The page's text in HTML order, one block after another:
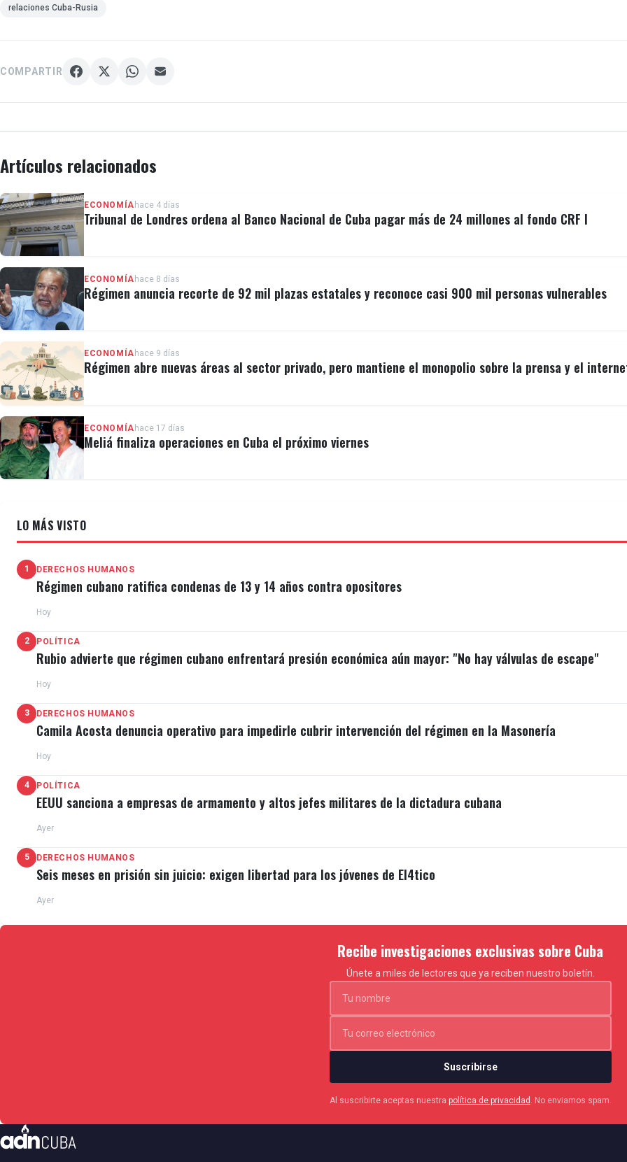
relaciones Cuba-Rusia
COMPARTIR
Artículos relacionados
ECONOMÍA hace 4 días
Tribunal de Londres ordena al Banco Nacional de Cuba pagar más de 24 millones al fondo CRF I
ECONOMÍA hace 8 días
Régimen anuncia recorte de 92 mil plazas estatales y reconoce casi 900 mil personas vulnerables
ECONOMÍA hace 9 días
Régimen abre nuevas áreas al sector privado, pero mantiene el monopolio sobre la prensa y el
ECONOMÍA hace 17 días
Meliá finaliza operaciones en Cuba el próximo viernes
LO MÁS VISTO
1 DERECHOS HUMANOS
Régimen cubano ratifica condenas de 13 y 14 años contra opositores
Hoy
2 POLÍTICA
Rubio advierte que régimen cubano enfrentará presión económica aún mayor: "No hay válvulas de escape"
Hoy
3 DERECHOS HUMANOS
Camila Acosta denuncia operativo para impedirle cubrir intervención del régimen en la Masonería
Hoy
4 POLÍTICA
EEUU sanciona a empresas de armamento y altos jefes militares de la dictadura cubana
Ayer
5 DERECHOS HUMANOS
Seis meses en prisión sin juicio: exigen libertad para los jóvenes de El4tico
Ayer
Recibe investigaciones exclusivas sobre Cuba
Únete a miles de lectores que ya reciben nuestro boletín.
Suscribirse
Al suscribirte aceptas nuestra política de privacidad . No enviamos spam.